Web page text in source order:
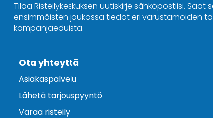
Tilaa Risteilykeskuksen uutiskirje sähköpostiisi. Saat
ensimmäisten joukossa tiedot eri varustamoiden
kampanjaeduista.
Ota yhteyttä
Asiakaspalvelu
Lähetä tarjouspyyntö
Varaa risteily